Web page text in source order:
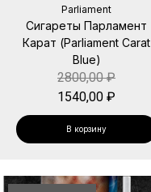
Parliament
Сигареты Парламент
Карат (Parliament Carat
Blue)
2800,00₽
1540,00 ₽
В корзину